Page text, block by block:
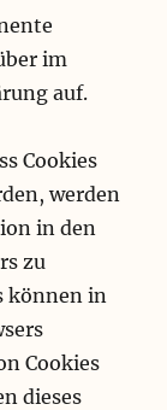
im
auf.
Cookies
werden
in den
zu
können in
Cookies
dieses